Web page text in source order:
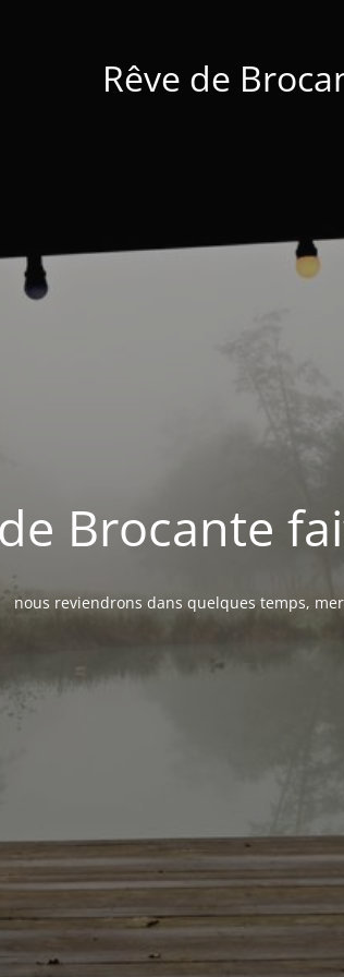
Rêve de
Brocante
nous reviendrons dans quelques temps,